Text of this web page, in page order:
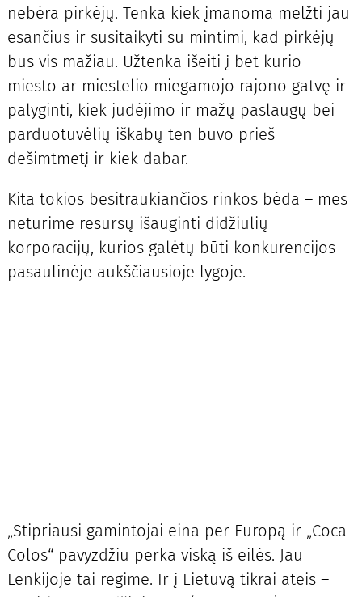
nebėra pirkėjų. Tenka kiek įmanoma melžti jau
esančius ir susitaikyti su mintimi, kad pirkėjų
bus vis mažiau. Užtenka išeiti į bet kurio
miesto ar miestelio miegamojo rajono gatvę ir
palyginti, kiek judėjimo ir mažų paslaugų bei
parduotuvėlių iškabų ten buvo prieš
dešimtmetį ir kiek dabar.
Kita tokios besitraukiančios rinkos bėda – mes
neturime resursų išauginti didžiulių
korporacijų, kurios galėtų būti konkurencijos
pasaulinėje aukščiausioje lygoje.
„Stipriausi gamintojai eina per Europą ir „Coca-
Colos“ pavyzdžiu perka viską iš eilės. Jau
Lenkijoje tai regime. Ir į Lietuvą tikrai ateis –